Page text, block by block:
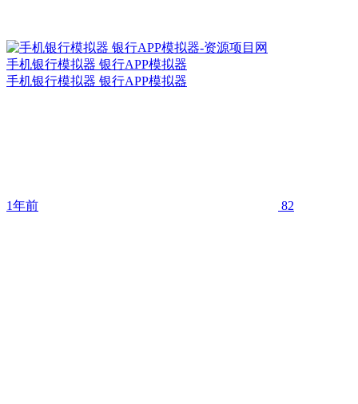
手机银行模拟器 银行APP模拟器
手机银行模拟器 银行APP模拟器
1年前 82